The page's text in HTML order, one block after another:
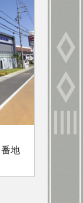
地